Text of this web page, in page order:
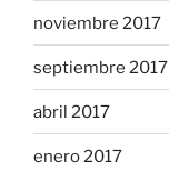
noviembre 2017
septiembre 2017
abril 2017
enero 2017